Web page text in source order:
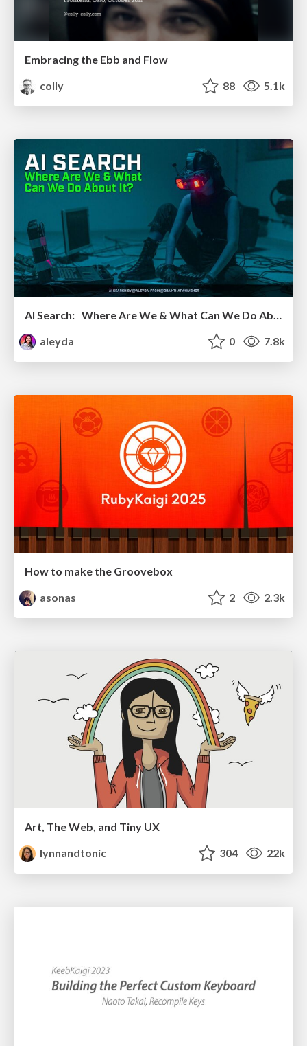
Embracing the Ebb and Flow
colly
88 5.1k
AI Search: Where Are We & What Can We Do About It?
aleyda
0 7.8k
How to make the Groovebox
asonas
2 2.3k
Art, The Web, and Tiny UX
lynnandtonic
304 22k